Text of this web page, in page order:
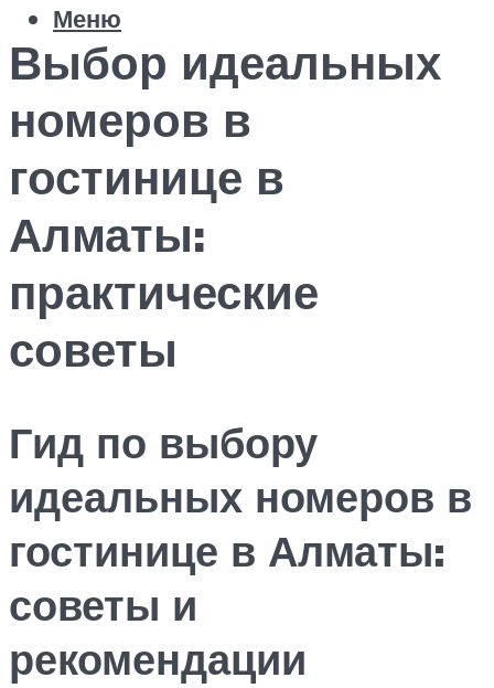
Меню
Выбор идеальных
номеров в
гостинице в
Алматы:
практические
советы
Гид по выбору
идеальных номеров в
гостинице в Алматы:
советы и
рекомендации